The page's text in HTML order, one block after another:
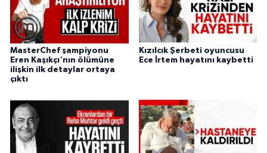
MasterChef şampiyonu
Eren Kaşıkçı'nın ölümüne
ilişkin ilk detaylar ortaya
çıktı
Kızılcık Şerbeti oyuncusu
Ece İrtem hayatını kaybetti